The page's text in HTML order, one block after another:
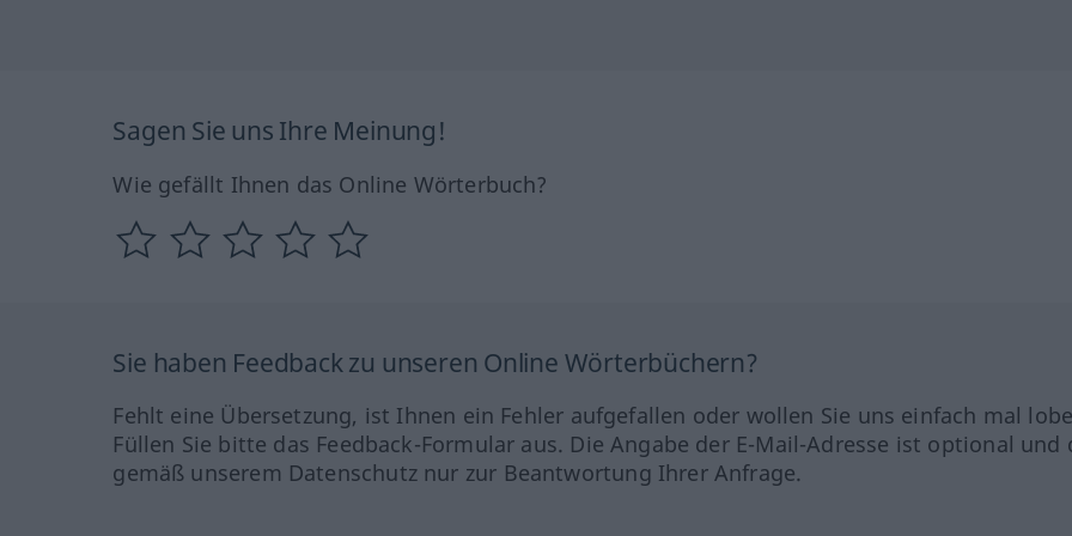
Sagen Sie uns Ihre Meinung!
Wie gefällt Ihnen das Online Wörterbuch?
Sie haben Feedback zu unseren Online Wörterbüchern?
Fehlt eine Übersetzung, ist Ihnen ein Fehler aufgefallen oder wollen Sie uns einfach mal
Füllen Sie bitte das Feedback-Formular aus. Die Angabe der E-Mail-Adresse ist optional und
gemäß unserem Datenschutz nur zur Beantwortung Ihrer Anfrage.